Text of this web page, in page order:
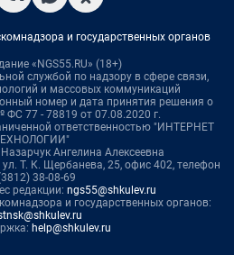
и государственных органов
«NGS55.RU» (18+)
службой по надзору в сфере связи,
и массовых коммуникаций
номер и дата принятия решения о
ФС 77 - 78819 от 07.08.2020 г.
ответственностью "ИНТЕРНЕТ
Ангелина Алексеевна
Т. К. Щербанева, 25, офис 402, телефон
38-08-69
редакции: ngs55@shkulev.ru
и государственных органов:
help@shkulev.ru